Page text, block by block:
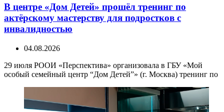
В центре «Дом Детей» прошёл тренинг по
актёрскому мастерству для подростков с
инвалидностью
04.08.2026
29 июля РООИ «Перспектива» организовала в ГБУ «Мой
особый семейный центр “Дом Детей”» (г. Москва) тренинг по